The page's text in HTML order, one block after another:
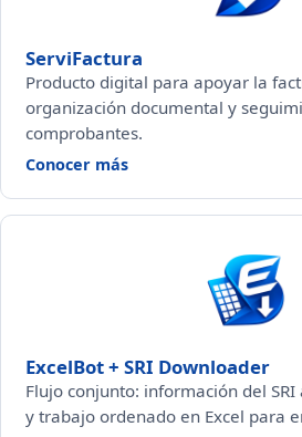
ServiFactura
Producto digital para apoyar la
organización documental y
comprobantes.
Conocer más— ServiFactura
ExcelBot + SRI Downloader
Flujo conjunto: información del
y trabajo ordenado en Excel para